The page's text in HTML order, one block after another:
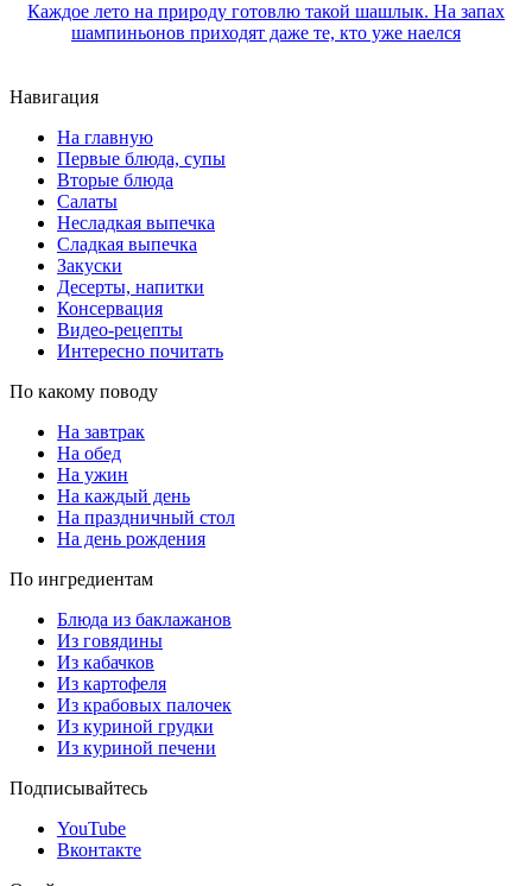
Каждое лето на природу готовлю такой шашлык. На запах
шампиньонов приходят даже те, кто уже наелся
Навигация
На главную
Первые блюда, супы
Вторые блюда
Салаты
Несладкая выпечка
Сладкая выпечка
Закуски
Десерты, напитки
Консервация
Видео-рецепты
Интересно почитать
По какому поводу
На завтрак
На обед
На ужин
На каждый день
На праздничный стол
На день рождения
По ингредиентам
Блюда из баклажанов
Из говядины
Из кабачков
Из картофеля
Из крабовых палочек
Из куриной грудки
Из куриной печени
Подписывайтесь
YouTube
Вконтакте